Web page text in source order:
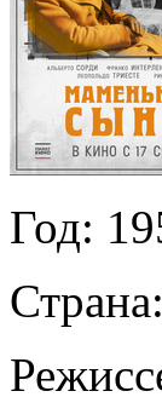
Год:
Страна: